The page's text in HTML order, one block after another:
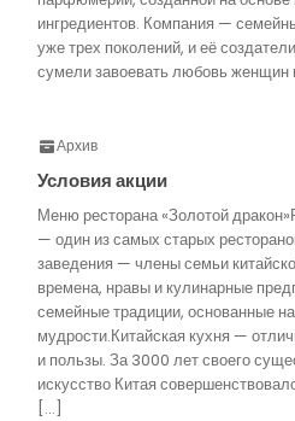
ингредиентов. Компания —
уже трех поколений, и её
сумели завоевать любовь
Архив
Условия акции
Меню ресторана «Золотой
— один из самых старых
заведения — члены семьи
времена, нравы и кулинарные
семейные традиции, основанные
мудрости.Китайская кухня —
и пользы. За 3000 лет своего
искусство Китая
[…]